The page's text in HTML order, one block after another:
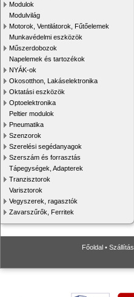
Modulok
Modulvilág
Motorok, Ventilátorok, Fűtőelemek
Munkavédelmi eszközök
Műszerdobozok
Napelemek és tartozékok
NYÁK-ok
Okosotthon, Lakáselektronika
Oktatási eszközök
Optoelektronika
Peltier modulok
Pneumatika
Szenzorok
Szerelési segédanyagok
Szerszám és forrasztás
Tápegységek, Adapterek
Tranzisztorok
Varisztorok
Vegyszerek, ragasztók
Zavarszűrők, Ferritek
Főoldal • Szállítás